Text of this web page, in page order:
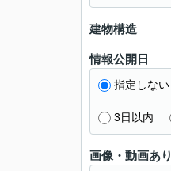
建物構造
情報公開日
指定しない
3日以内
画像・動画あり